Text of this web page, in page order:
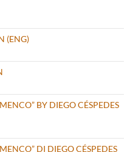
(ENG)
BY DIEGO CÉSPEDES
DI DIEGO CÉSPEDES